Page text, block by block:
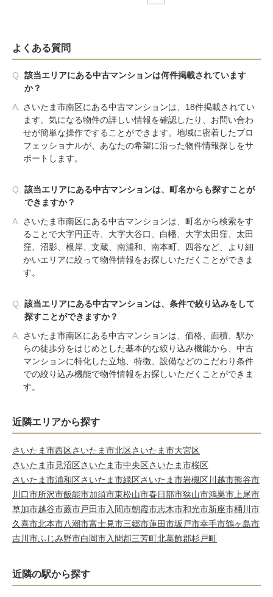
よくある質問
Q.
該当エリアにある中古マンションは何件掲載されています
か？
A.
さいたま市南区にある中古マンションは、18件掲載されてい
ます。気になる物件の詳しい情報を確認したり、お問い合わ
せが簡単な操作ですることができます。地域に密着したプロ
フェッショナルが、あなたの希望に沿った物件情報探しをサ
ポートします。
Q.
該当エリアにある中古マンションは、町名からも探すことが
できますか？
A.
さいたま市南区にある中古マンションは、町名から検索をす
ることで大字円正寺、大字大谷口、白幡、大字太田窪、太田
窪、沼影、根岸、文蔵、南浦和、南本町、四谷など、より細
かいエリアに絞って物件情報をお探しいただくことができま
す。
Q.
該当エリアにある中古マンションは、条件で絞り込みをして
探すことができますか？
A.
さいたま市南区にある中古マンションは、価格、面積、駅か
らの徒歩分をはじめとした基本的な絞り込み機能から、中古
マンションに特化した立地、特徴、設備などのこだわり条件
での絞り込み機能で物件情報をお探しいただくことができま
す。
近隣エリアから探す
さいたま市西区さいたま市北区さいたま市大宮区
さいたま市見沼区さいたま市中央区さいたま市桜区
さいたま市浦和区さいたま市緑区さいたま市岩槻区川越市熊谷市
川口市所沢市飯能市加須市東松山市春日部市狭山市鴻巣市 上尾市
草加市越谷市蕨市戸田市入間市朝霞市志木市和光市新座市桶川市
久喜市北本市八潮市富士見市三郷市蓮田市坂戸市幸手市鶴ヶ島市
吉川市ふじみ野市白岡市入間郡三芳町北葛飾郡杉戸町
近隣の駅から探す